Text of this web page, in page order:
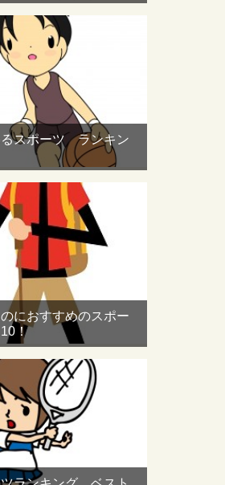
るスポーツ ランキン
におすすめのスポー
！